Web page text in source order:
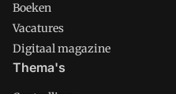
Boeken
Vacatures
Digitaal magazine
Thema's